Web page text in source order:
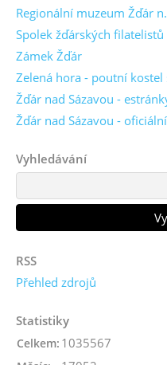
Regionální muzeum Žďár n.
Spolek žďárských filatelistů
Zámek Žďár
Zelená hora - poutní kostel
Žďár nad Sázavou -
Žďár nad Sázavou -
Vyhledávání
RSS
Přehled zdrojů
Statistiky
Celkem: 1035567